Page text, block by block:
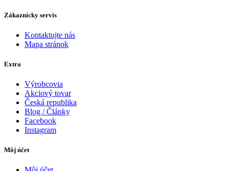
Zákaznícky servis
Kontaktujte nás
Mapa stránok
Extra
Výrobcovia
Akciový tovar
Česká republika
Blog / Články
Facebook
Instagram
Môj účet